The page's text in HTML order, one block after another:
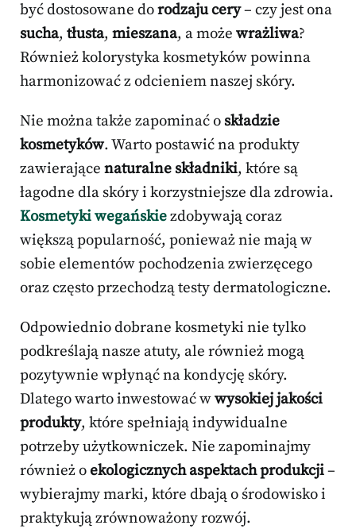
być dostosowane dorodzaju cery– czy jest ona
sucha, tłusta, mieszana, a może wrażliwa?
Również kolorystyka kosmetyków powinna
harmonizować z odcieniem naszej skóry.
Nie można także zapominać o składzie
kosmetyków. Warto postawić na produkty
zawierające naturalne składniki, które są
łagodne dla skóry i korzystniejsze dla zdrowia.
Kosmetyki wegańskiezdobywają coraz
większą popularność, ponieważ nie mają w
sobie elementów pochodzenia zwierzęcego
oraz często przechodzą testy dermatologiczne.
Odpowiednio dobrane kosmetyki nie tylko
podkreślają nasze atuty, ale również mogą
pozytywnie wpłynąć na kondycję skóry.
Dlatego warto inwestować wwysokiej jakości
produkty, które spełniają indywidualne
potrzeby użytkowniczek. Nie zapominajmy
również oekologicznych aspektach produkcji–
wybierajmy marki, które dbają o środowisko i
praktykują zrównoważony rozwój.